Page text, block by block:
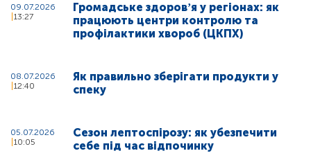
09.07.2026
13:27
Громадське здоровʼя у регіонах: як
працюють центри контролю та
профілактики хвороб (ЦКПХ)
08.07.2026
12:40
Як правильно зберігати продукти у
спеку
05.07.2026
10:05
Сезон лептоспірозу: як убезпечити
себе під час відпочинку